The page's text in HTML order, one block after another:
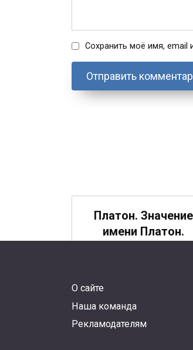
Сохранить моё имя, email
Платон. Значение
имени Платон.
О сайте
Наша команда
Рекламодателям